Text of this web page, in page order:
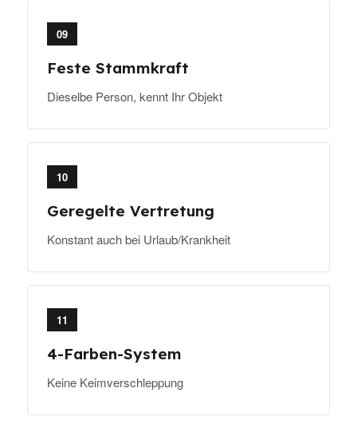
09
Feste Stammkraft
Dieselbe Person, kennt Ihr Objekt
10
Geregelte Vertretung
Konstant auch bei Urlaub/Krankheit
11
4-Farben-System
Keine Keimverschleppung